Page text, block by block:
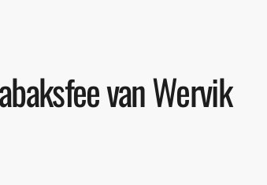
van Wervik